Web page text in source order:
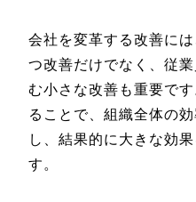
会社を変革する改善に
つ改善だけでなく、従
む小さな改善も重要で
ることで、組織全体の
し、結果的に大きな効
す。